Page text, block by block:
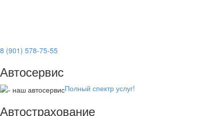
8 (901) 578-75-55
Автосервис
Полный спектр услуг!
Автострахование